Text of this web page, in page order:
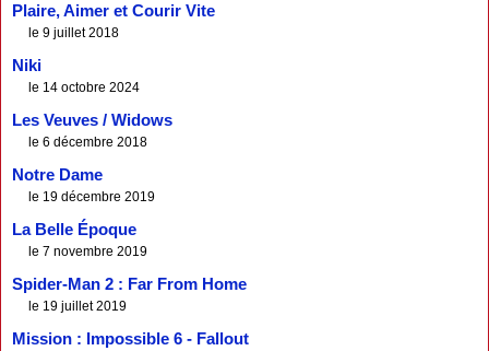
Plaire, Aimer et Courir Vite
le 9 juillet 2018
Niki
le 14 octobre 2024
Les Veuves / Widows
le 6 décembre 2018
Notre Dame
le 19 décembre 2019
La Belle Époque
le 7 novembre 2019
Spider-Man 2 : Far From Home
le 19 juillet 2019
Mission : Impossible 6 - Fallout